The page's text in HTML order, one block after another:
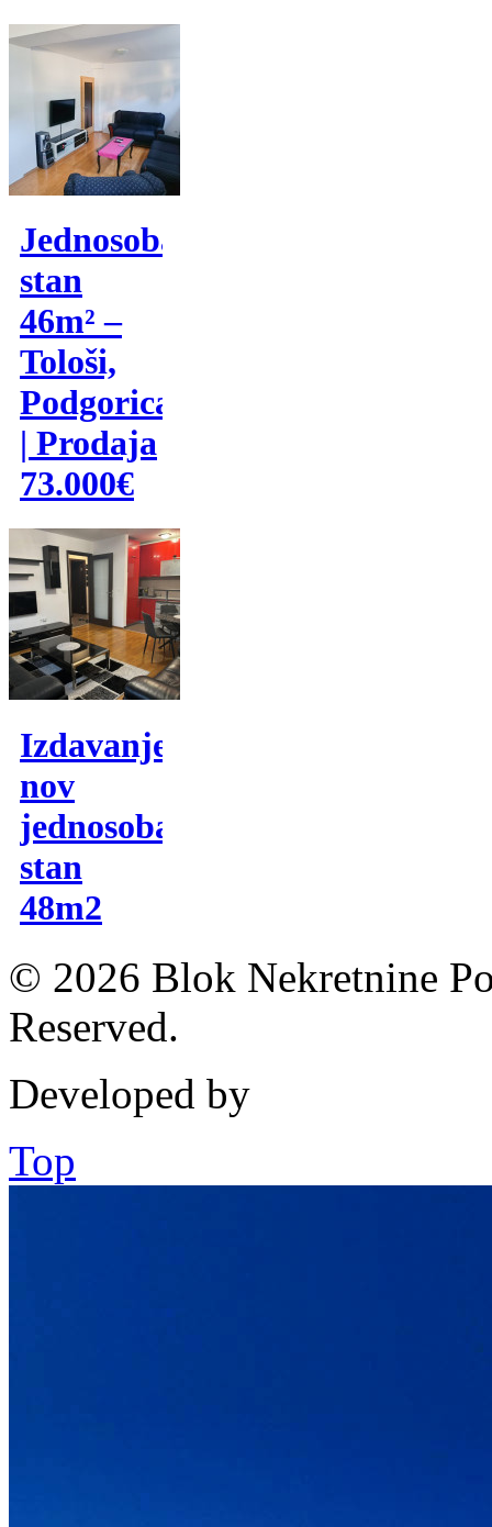
Jednosoban
stan
46m² –
Tološi,
Podgorica
| Prodaja
73.000€
Izdavanje,
nov
jednosoban
stan
48m2
© 2026 Blok Nekretnine
Reserved.
Developed by
Top